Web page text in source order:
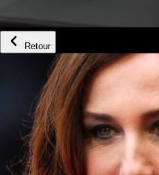
Retour